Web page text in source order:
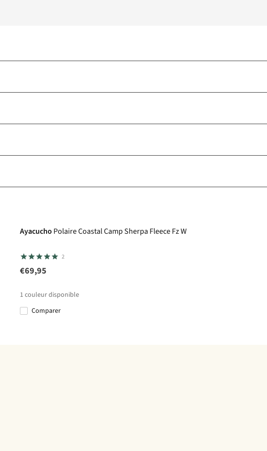
Ayacucho Polaire Coastal Camp Sherpa Fleece Fz W
2
€69,95
1 couleur disponible
Comparer